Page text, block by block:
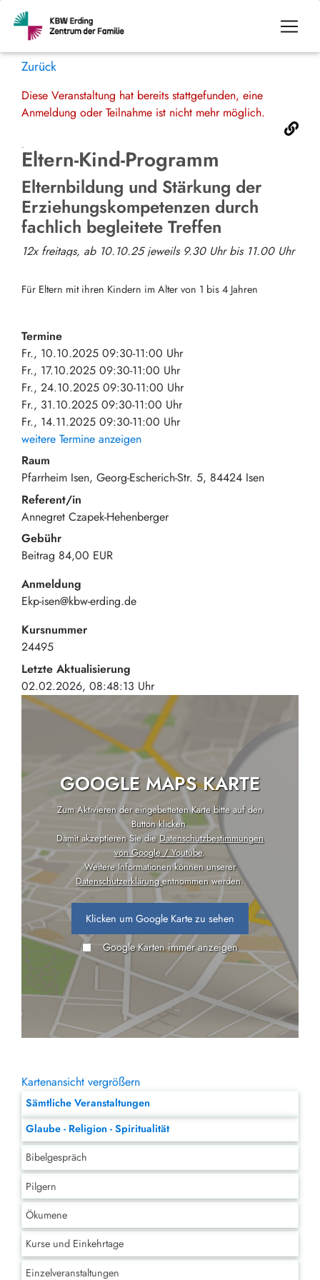
Zurück
Diese Veranstaltung hat bereits stattgefunden, eine
Anmeldung oder Teilnahme ist nicht mehr möglich.
Eltern-Kind-Programm
Elternbildung und Stärkung der
Erziehungskompetenzen durch
fachlich begleitete Treffen
12x freitags, ab 10.10.25 jeweils 9.30 Uhr bis 11.00 Uhr
Für Eltern mit ihren Kindern im Alter von 1 bis 4 Jahren
Termine
Fr., 10.10.2025 09:30-11:00 Uhr
Fr., 17.10.2025 09:30-11:00 Uhr
Fr., 24.10.2025 09:30-11:00 Uhr
Fr., 31.10.2025 09:30-11:00 Uhr
Fr., 14.11.2025 09:30-11:00 Uhr
weitere Termine anzeigen
Raum
Pfarrheim Isen Georg-Escherich-Str. 5 84424 Isen
Referent/in
Annegret Czapek-Hehenberger
Gebühr
Beitrag 84,00 EUR
Anmeldung
Ekp-isen@kbw-erding.de
Kursnummer
24495
Letzte Aktualisierung
02.02.2026, 08:48:13 Uhr
GOOGLE MAPS KARTE
Zum Aktivieren der eingebetteten Karte bitte auf den
Button klicken.
Damit akzeptieren Sie dieDatenschutzbestimmungen
von Google / Youtube.
Weitere Informationen können unserer
Datenschutzerklärungentnommen werden.
Klicken um Google Karte zu sehen
Google Karten immer anzeigen
Kartenansicht vergrößern
Sämtliche Veranstaltungen
Glaube - Religion - Spiritualität
Bibelgespräch
Pilgern
Ökumene
Kurse und Einkehrtage
Einzelveranstaltungen